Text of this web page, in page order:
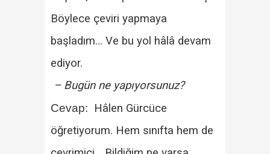
Böylece çeviri yapmaya
başladım… Ve bu yol hâlâ devam
ediyor.
– Bugün ne yapıyorsunuz?
Cevap: Hâlen Gürcüce
öğretiyorum. Hem sınıfta hem de